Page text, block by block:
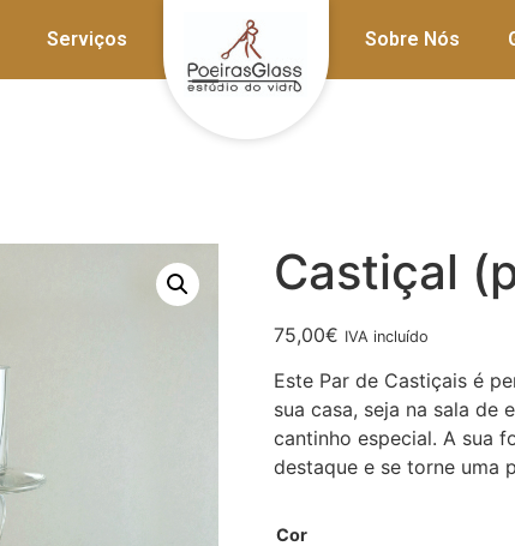
Serviços Sobre Nós
Castiçal
75,00€ IVA incluído
Este Par de Castiçais é
sua casa, seja na sala de
cantinho especial. A sua
destaque e se torne uma
Cor